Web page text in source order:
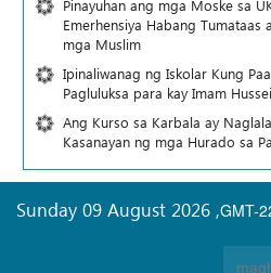
Pinayuhan ang mga Moske sa
Emerhensiya Habang Tumataas
mga Muslim
Ipinaliwanag ng Iskolar Kung
Pagluluksa para kay Imam
Ang Kurso sa Karbala ay
Kasanayan ng mga Hurado sa
GMT-
Sunday 09 August 2026 ,